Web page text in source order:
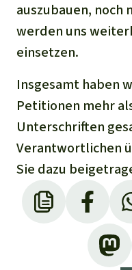
auszubauen, noch
werden uns
einsetzen.
Insgesamt haben
Petitionen mehr
Unterschriften
Verantwortlichen
Sie dazu